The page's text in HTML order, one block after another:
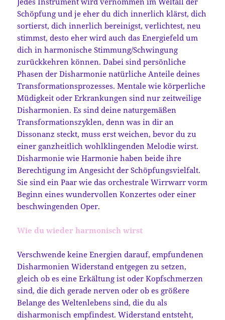
Schöpfung und je eher du dich innerlich klärst, dich
sortierst, dich innerlich bereinigst, verlichtest, neu
stimmst, desto eher wird auch das Energiefeld um
dich in harmonische Stimmung/Schwingung
zurückkehren können. Dabei sind persönliche
Phasen der Disharmonie natürliche Anteile deines
Transformationsprozesses. Mentale wie körperliche
Müdigkeit oder Erkrankungen sind nur zeitweilige
Disharmonien. Es sind deine naturgemäßen
Transformationszyklen, denn was in dir an
Dissonanz steckt, muss erst weichen, bevor du zu
einer ganzheitlich wohlklingenden Melodie wirst.
Disharmonie wie Harmonie haben beide ihre
Berechtigung im Angesicht der Schöpfungsvielfalt.
Sie sind ein Paar wie das orchestrale Wirrwarr vorm
Beginn eines wundervollen Konzertes oder einer
beschwingenden Oper.
Wie du wieder harmonisch wirst
Verschwende keine Energien darauf, empfundenen
Disharmonien Widerstand entgegen zu setzen,
gleich ob es eine Erkältung ist oder Kopfschmerzen
sind, die dich gerade nerven oder ob es größere
Belange des Weltenlebens sind, die du als
disharmonisch empfindest. Widerstand entsteht,